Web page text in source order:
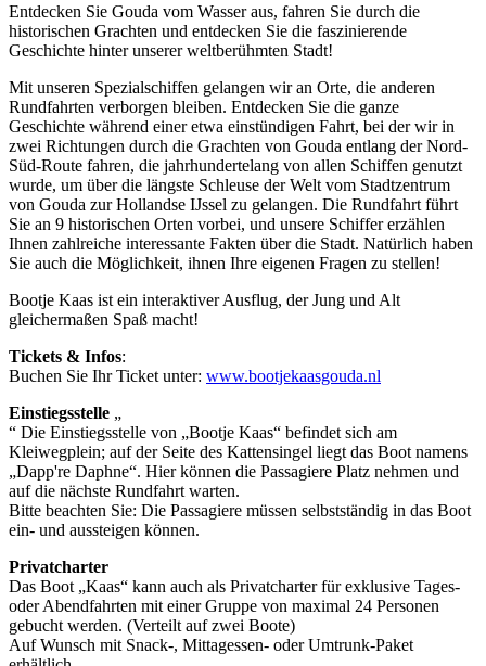
Entdecken Sie Gouda vom Wasser aus, fahren Sie durch die
historischen Grachten und entdecken Sie die faszinierende
Geschichte hinter unserer weltberühmten Stadt!
Mit unseren Spezialschiffen gelangen wir an Orte, die anderen
Rundfahrten verborgen bleiben. Entdecken Sie die ganze
Geschichte während einer etwa einstündigen Fahrt, bei der wir in
zwei Richtungen durch die Grachten von Gouda entlang der Nord-
Süd-Route fahren, die jahrhundertelang von allen Schiffen genutzt
wurde, um über die längste Schleuse der Welt vom Stadtzentrum
von Gouda zur Hollandse IJssel zu gelangen. Die Rundfahrt führt
Sie an 9 historischen Orten vorbei, und unsere Schiffer erzählen
Ihnen zahlreiche interessante Fakten über die Stadt. Natürlich haben
Sie auch die Möglichkeit, ihnen Ihre eigenen Fragen zu stellen!
Bootje Kaas ist ein interaktiver Ausflug, der Jung und Alt
gleichermaßen Spaß macht!
Tickets & Infos:
Buchen Sie Ihr Ticket unter: www.bootjekaasgouda.nl
Einstiegsstelle „
“ Die Einstiegsstelle von „Bootje Kaas“ befindet sich am
Kleiwegplein; auf der Seite des Kattensingel liegt das Boot namens
„Dapp're Daphne“. Hier können die Passagiere Platz nehmen und
auf die nächste Rundfahrt warten.
Bitte beachten Sie: Die Passagiere müssen selbstständig in das Boot
ein- und aussteigen können.
Privatcharter
Das Boot „Kaas“ kann auch als Privatcharter für exklusive Tages-
oder Abendfahrten mit einer Gruppe von maximal 24 Personen
gebucht werden. (Verteilt auf zwei Boote)
Auf Wunsch mit Snack-, Mittagessen- oder Umtrunk-Paket